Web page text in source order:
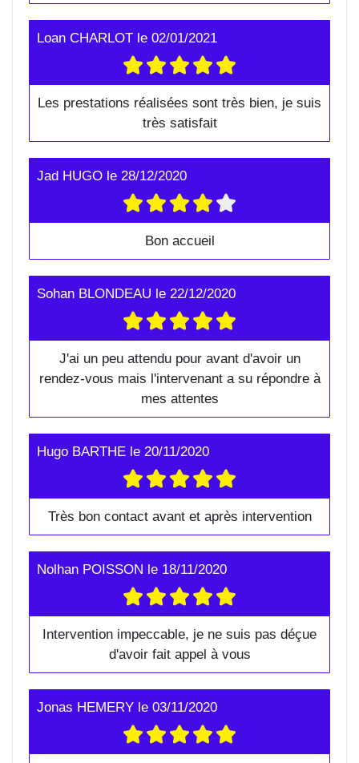
Loan CHARLOT le 02/01/2021
Les prestations réalisées sont très bien, je suis
très satisfait
Jad HUGO le 28/12/2020
Bon accueil
Sohan BLONDEAU le 22/12/2020
J'ai un peu attendu pour avant d'avoir un
rendez-vous mais l'intervenant a su répondre à
mes attentes
Hugo BARTHE le 20/11/2020
Très bon contact avant et après intervention
Nolhan POISSON le 18/11/2020
Intervention impeccable, je ne suis pas déçue
d'avoir fait appel à vous
Jonas HEMERY le 03/11/2020